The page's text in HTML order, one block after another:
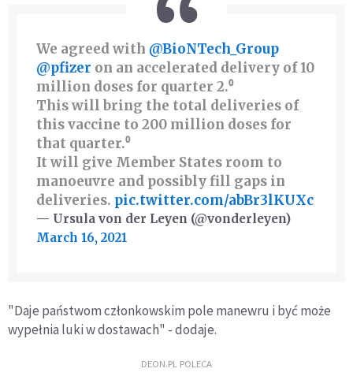
We agreed with @BioNTech_Group
@pfizer on an accelerated delivery of 10
million doses for quarter 2.⁰
This will bring the total deliveries of
this vaccine to 200 million doses for
that quarter.⁰
It will give Member States room to
manoeuvre and possibly fill gaps in
deliveries. pic.twitter.com/abBr3lKUXc
— Ursula von der Leyen (@vonderleyen)
March 16, 2021
"Daje państwom członkowskim pole manewru i być może
wypełnia luki w dostawach" - dodaje.
DEON.PL POLECA